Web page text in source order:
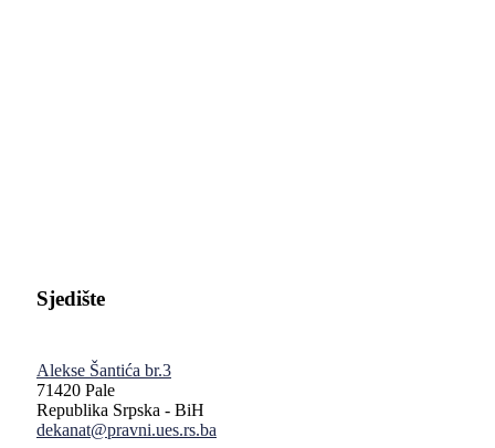
Sjedište
Alekse Šantića br.3
71420 Pale
Republika Srpska - BiH
dekanat@pravni.ues.rs.ba